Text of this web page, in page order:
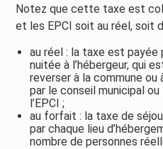
Notez que cette taxe est
et les EPCI soit au réel, soit
au réel : la taxe est
nuitée à l’hébergeur, qui
reverser à la commune ou
par le conseil municipal ou
l’EPCI ;
au forfait : la taxe de
par chaque lieu
nombre de personnes